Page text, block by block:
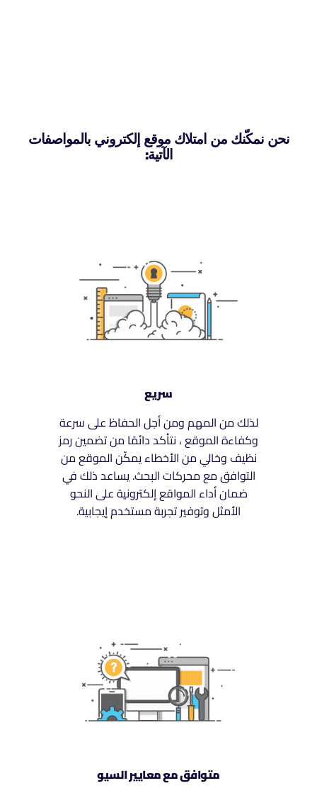
نحن نمكّنك من امتلاك موقع إلكتروني بالمواصفات
الآتية:
سريع
لذلك من المهم ومن أجل الحفاظ على سرعة
وكفاءة الموقع ، نتأكد دائمًا من تضمين رمز
نظيف وخالي من الأخطاء يمكّن الموقع من
التوافق مع محركات البحث. يساعد ذلك في
ضمان أداء المواقع إلكترونية على النحو
الأمثل وتوفير تجربة مستخدم إيجابية.
متوافق مع معايير السيو